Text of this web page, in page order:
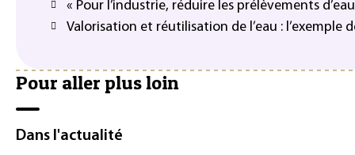
« Pour l’industrie, réduire les prélèvements
Valorisation et réutilisation de l’eau : l’exemple
Pour aller plus loin
Dans l'actualité